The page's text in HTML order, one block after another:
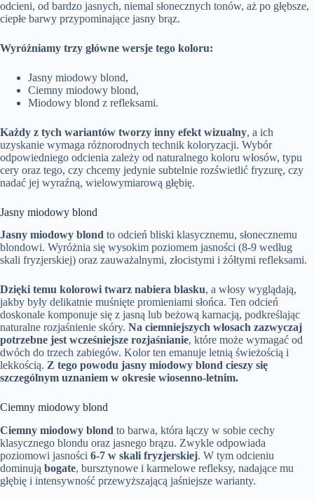
odcieni, od bardzo jasnych, niemal słonecznych tonów, aż po głębsze,
ciepłe barwy przypominające jasny brąz.
Wyróżniamy trzy główne wersje tego koloru:
Jasny miodowy blond,
Ciemny miodowy blond,
Miodowy blond z refleksami.
Każdy z tych wariantów tworzy inny efekt wizualny, a ich
uzyskanie wymaga różnorodnych technik koloryzacji. Wybór
odpowiedniego odcienia zależy od naturalnego koloru włosów, typu
cery oraz tego, czy chcemy jedynie subtelnie rozświetlić fryzurę, czy
nadać jej wyraźną, wielowymiarową głębię.
Jasny miodowy blond
Jasny miodowy blond to odcień bliski klasycznemu, słonecznemu
blondowi. Wyróżnia się wysokim poziomem jasności (8-9 według
skali fryzjerskiej) oraz zauważalnymi, złocistymi i żółtymi refleksami.
Dzięki temu kolorowi twarz nabiera blasku, a włosy wyglądają,
jakby były delikatnie muśnięte promieniami słońca. Ten odcień
doskonale komponuje się z jasną lub beżową karnacją, podkreślając
naturalne rozjaśnienie skóry. Na ciemniejszych włosach zazwyczaj
potrzebne jest wcześniejsze rozjaśnianie, które może wymagać od
dwóch do trzech zabiegów. Kolor ten emanuje letnią świeżością i
lekkością. Z tego powodu jasny miodowy blond cieszy się
szczególnym uznaniem w okresie wiosenno-letnim.
Ciemny miodowy blond
Ciemny miodowy blond to barwa, która łączy w sobie cechy
klasycznego blondu oraz jasnego brązu. Zwykle odpowiada
poziomowi jasności 6-7 w skali fryzjerskiej. W tym odcieniu
dominują bogate, bursztynowe i karmelowe refleksy, nadające mu
głębię i intensywność przewyższającą jaśniejsze warianty.